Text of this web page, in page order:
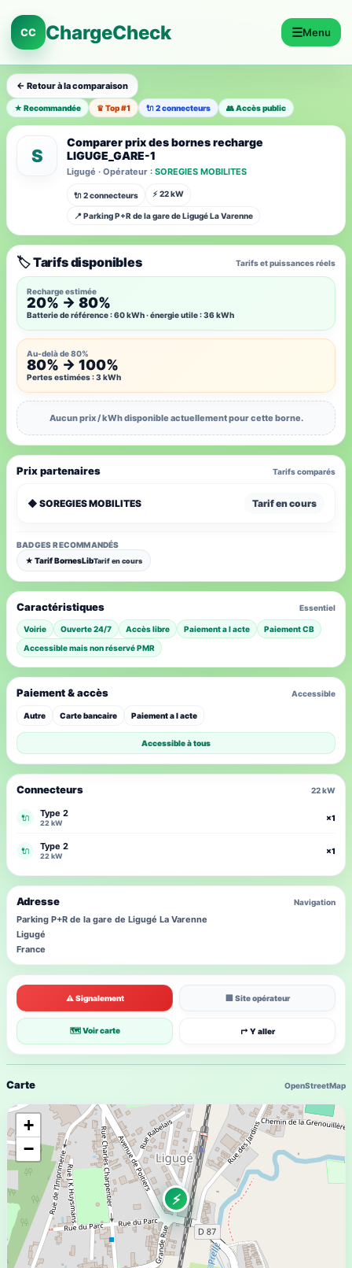
CC ChargeCheck ☰Menu
← Retour à la comparaison
★ Recommandée ♛ Top #1 🔌 2 connecteurs 👥 Accès public
S
Comparer prix des bornes recharge
LIGUGE_GARE-1
Ligugé · Opérateur : SOREGIES MOBILITES
🔌 2 connecteurs ⚡ 22 kW
📍 Parking P+R de la gare de Ligugé La Varenne
Carte OpenStreetMap
⚡
+
−
🏷️ Tarifs disponibles Tarifs et puissances réels
Recharge estimée
20% → 80%
Batterie de référence : 60 kWh · énergie utile : 36 kWh
Au-delà de 80%
80% → 100%
Pertes estimées : 3 kWh
Aucun prix / kWh disponible actuellement pour cette borne.
Prix partenaires Tarifs comparés
◆ SOREGIES MOBILITES Tarif en cours
BADGES RECOMMANDÉS
★ Tarif BornesLibTarif en cours
⚠ Signalement 🏢 Site opérateur
🗺 Voir carte ↱ Y aller
Caractéristiques Essentiel
Voirie Ouverte 24/7 Accès libre Paiement a l acte
Paiement CB
Accessible mais non réservé PMR
Connecteurs 22 kW
🔌 Type 2
22 kW
×1
🔌 Type 2
22 kW
×1
Paiement & accès Accessible
Autre Carte bancaire Paiement a l acte
Accessible à tous
Adresse Navigation
Parking P+R de la gare de Ligugé La Varenne
Ligugé
France